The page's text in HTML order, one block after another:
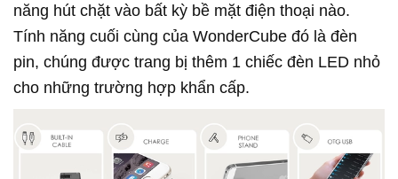
năng hút chặt vào bất kỳ bề mặt điện thoại nào.
Tính năng cuối cùng của WonderCube đó là đèn
pin, chúng được trang bị thêm 1 chiếc đèn LED nhỏ
cho những trường hợp khẩn cấp.